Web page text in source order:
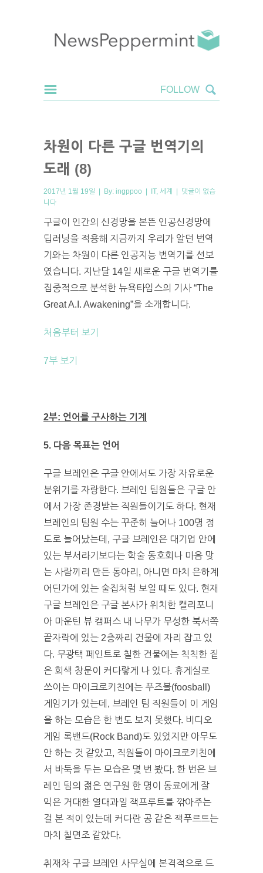
차원이 다른 구글 번역기의
도래 (8)
2017년 1월 19일 | By: ingppoo | IT, 세계 | 댓글이 없습
니다
구글이 인간의 신경망을 본뜬 인공신경망에
딥러닝을 적용해 지금까지 우리가 알던 번역
기와는 차원이 다른 인공지능 번역기를 선보
였습니다. 지난달 14일 새로운 구글 번역기를
집중적으로 분석한 뉴욕타임스의 기사 “The
Great A.I. Awakening”을 소개합니다.
처음부터 보기
7부 보기
2부: 언어를 구사하는 기계
5. 다음 목표는 언어
구글 브레인은 구글 안에서도 가장 자유로운
분위기를 자랑한다. 브레인 팀원들은 구글 안
에서 가장 존경받는 직원들이기도 하다. 현재
브레인의 팀원 수는 꾸준히 늘어나 100명 정
도로 늘어났는데, 구글 브레인은 대기업 안에
있는 부서라기보다는 학술 동호회나 마음 맞
는 사람끼리 만든 동아리, 아니면 마치 은하계
어딘가에 있는 술집처럼 보일 때도 있다. 현재
구글 브레인은 구글 본사가 위치한 캘리포니
아 마운틴 뷰 캠퍼스 내 나무가 무성한 북서쪽
끝자락에 있는 2층짜리 건물에 자리 잡고 있
다. 무광택 페인트로 칠한 건물에는 칙칙한 짙
은 회색 창문이 커다랗게 나 있다. 휴게실로
쓰이는 마이크로키친에는 푸즈볼(foosball)
게임기가 있는데, 브레인 팀 직원들이 이 게임
을 하는 모습은 한 번도 보지 못했다. 비디오
게임 록밴드(Rock Band)도 있었지만 아무도
안 하는 것 같았고, 직원들이 마이크로키친에
서 바둑을 두는 모습은 몇 번 봤다. 한 번은 브
레인 팀의 젊은 연구원 한 명이 동료에게 잘
익은 거대한 열대과일 잭프루트를 깎아주는
걸 본 적이 있는데 커다란 공 같은 잭푸르트는
마치 칠면조 같았다.
취재차 구글 브레인 사무실에 본격적으로 드